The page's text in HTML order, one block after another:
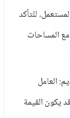
للتأكد
المساحات
العامل
يكون القيمة